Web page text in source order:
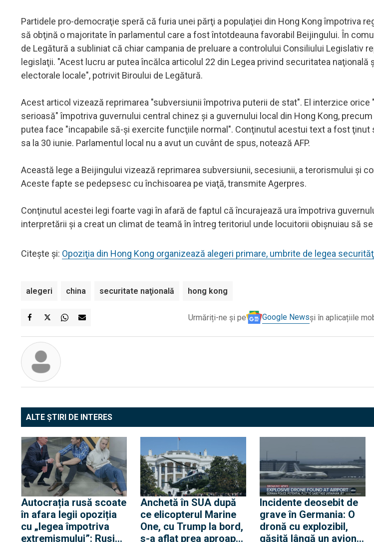
Partidele pro-democraţie speră că furia unei părţi a populaţiei din Hong Kong împotriva
să obţină o majoritate în parlamentul care a fost întotdeauna favorabil Beijingului. În
de Legătură a subliniat că chiar campania de preluare a controlului Consiliului Legislativ
legislaţii. "Acest lucru ar putea încălca articolul 22 din Legea privind securitatea naţională
electorale locale", potrivit Biroului de Legătură.
Acest articol vizează reprimarea "subversiunii împotriva puterii de stat". El interzice
serioasă" împotriva guvernului central chinez şi a guvernului local din Hong Kong,
putea face "incapabile să-şi exercite funcţiile normal". Conţinutul acestui text a fost ţinut
sa la 30 iunie. Parlamentul local nu a avut un cuvânt de spus, notează AFP.
Această lege a Beijingului vizează reprimarea subversiunii, secesiunii, a terorismului şi
Aceste fapte se pedepsesc cu închisoarea pe viaţă, transmite Agerpres.
Conţinutul acestei legi foarte vagi în afară de faptul că încurajează ura împotriva
interpretării şi a creat un climat de teamă în întreg teritoriul unde locuitorii obişnuiau să
Citește și: Opoziţia din Hong Kong organizează alegeri primare, umbrite de legea
alegeri china securitate naţională hong kong
Urmăriți-ne și pe Google Newsși în aplicațiile
ALTE ȘTIRI DE INTERES
Autocrația rusă scoate
în afara legii opoziția
cu „legea împotriva
extremismului”: Rusia
Anchetă în SUA după
ce elicopterul Marine
One, cu Trump la bord,
s-a aflat prea aproape
Incidente deosebit de
grave în Germania: O
dronă cu explozibil,
găsită lângă un avion